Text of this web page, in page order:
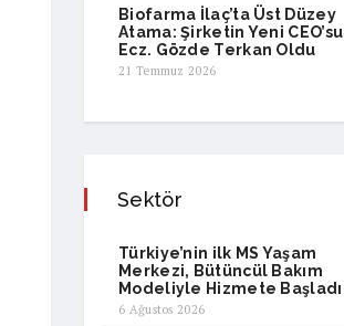
Biofarma İlaç’ta Üst Düzey
Atama: Şirketin Yeni CEO’su
Ecz. Gözde Terkan Oldu
21 Temmuz 2026
Sektör
Türkiye’nin ilk MS Yaşam
Merkezi, Bütüncül Bakım
Modeliyle Hizmete Başladı
6 Ağustos 2026